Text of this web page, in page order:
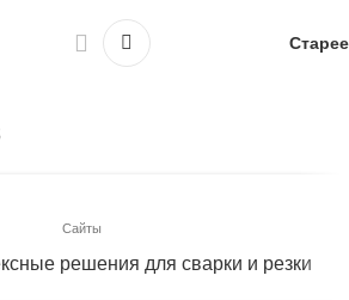
Старее
Сайты
решения для сварки и резки